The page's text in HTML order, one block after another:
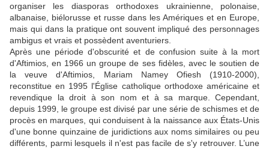
organiser les diasporas orthodoxes ukrainienne, polonaise,
albanaise, biélorusse et russe dans les Amériques et en Europe,
mais qui dans la pratique ont souvent impliqué des personnages
ambigus et vrais et possèdent aventuriers.
Après une période d'obscurité et de confusion suite à la mort
d'Aftimios, en 1966 un groupe de ses fidèles, avec le soutien de
la veuve d'Aftimios, Mariam Namey Ofiesh (1910-2000),
reconstitue en 1995 l'Église catholique orthodoxe américaine et
revendique la droit à son nom et à sa marque. Cependant,
depuis 1999, le groupe est divisé par une série de schismes et de
procès en marques, qui conduisent à la naissance aux États-Unis
d'une bonne quinzaine de juridictions aux noms similaires ou peu
différents, parmi lesquels il n'est pas facile de s'y retrouver. L’une